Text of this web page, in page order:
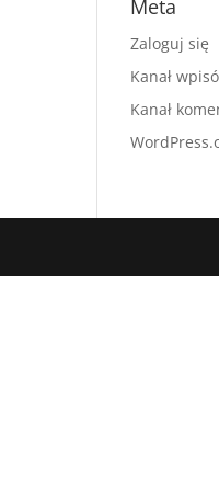
Meta
Zaloguj się
Kanał
Kanał